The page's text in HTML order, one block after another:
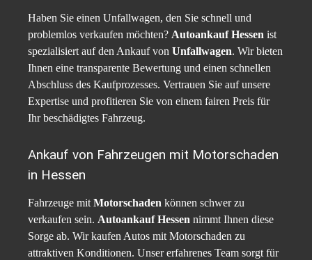
Haben Sie einen Unfallwagen, den Sie schnell und
problemlos verkaufen möchten? Autoankauf Hessen ist
spezialisiert auf den Ankauf von Unfallwagen. Wir bieten
Ihnen eine transparente Bewertung und einen schnellen
Abschluss des Kaufprozesses. Vertrauen Sie auf unsere
Expertise und profitieren Sie von einem fairen Preis für
Ihr beschädigtes Fahrzeug.
Ankauf von Fahrzeugen mit Motorschaden
in Hessen
Fahrzeuge mit Motorschaden können schwer zu
verkaufen sein. Autoankauf Hessen nimmt Ihnen diese
Sorge ab. Wir kaufen Autos mit Motorschaden zu
attraktiven Konditionen. Unser erfahrenes Team sorgt für